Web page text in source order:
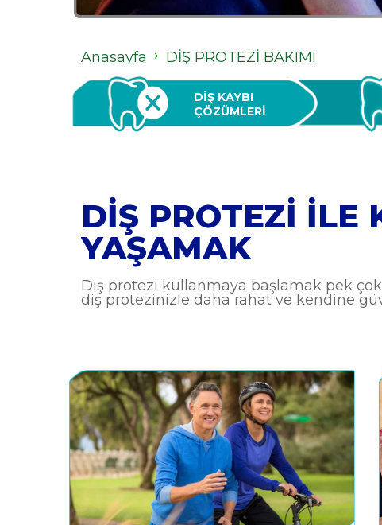
Anasayfa DİŞ PROTEZİ BAKIMI
DİŞ KAYBI
ÇÖZÜMLERİ
DIŞ PROTEZI ILE
YAŞAMAK
Diş protezi kullanmaya başlamak pek çok
diş protezinizle daha rahat ve kendine